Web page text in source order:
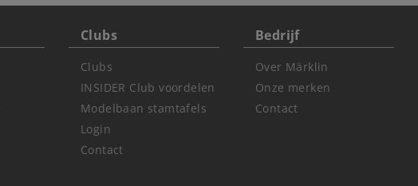
Clubs
Clubs
INSIDER Club voordelen
Modelbaan stamtafels
Login
Contact
Bedrijf
Over Märklin
Onze merken
Contact